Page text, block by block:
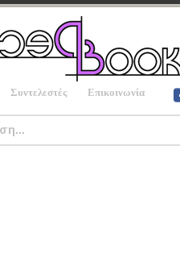
Συντελεστές Επικοινωνία